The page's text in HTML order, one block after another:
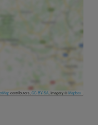
contributors, CC-BY-SA , Imagery ©Mapbox